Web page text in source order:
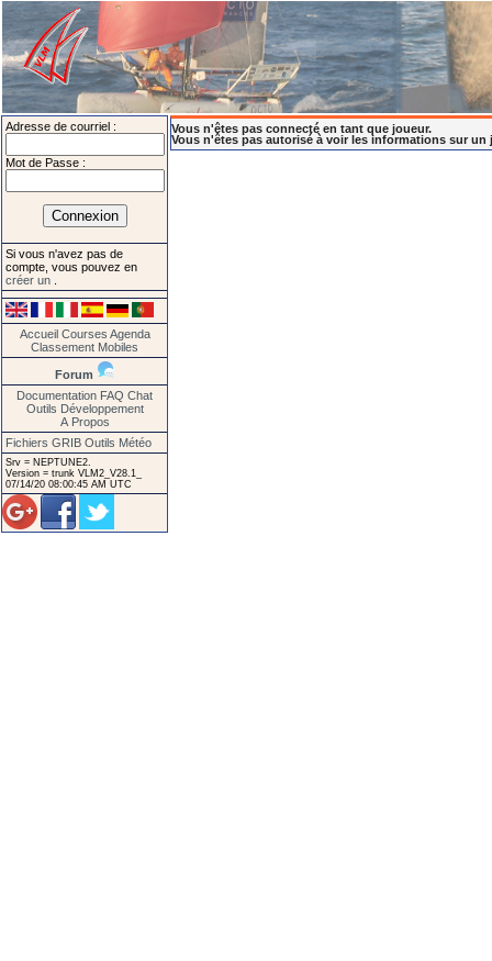
Adresse de courriel :
Mot de Passe :
Si vous n'avez pas de
compte, vous pouvez en
créer un
Accueil Courses Agenda
Classement Mobiles
Forum
Documentation FAQ Chat
Outils Développement
A Propos
Fichiers GRIB Outils Météo
Srv = NEPTUNE2.
Version = trunk VLM2_V28.1_
07/14/20 08:00:45 AM UTC
Vous n'êtes pas connecté en tant que joueur.
Vous n'êtes pas autorisé à voir les informations sur un